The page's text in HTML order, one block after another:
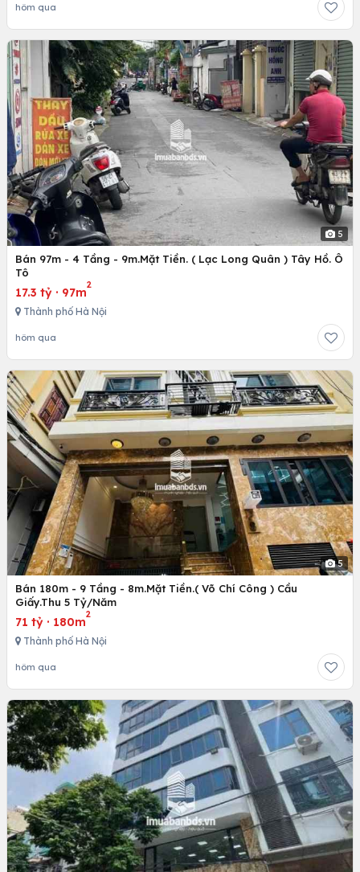
hôm qua
5
Bán 97m - 4 Tầng - 9m.Mặt Tiền. ( Lạc Long Quân ) Tây Hồ. Ô
Tô
17.3 tỷ · 97m
2
Thành phố Hà Nội
hôm qua
5
Bán 180m - 9 Tầng - 8m.Mặt Tiền.( Võ Chí Công ) Cầu
Giấy.Thu 5 Tỷ/Năm
71 tỷ · 180m
2
Thành phố Hà Nội
hôm qua